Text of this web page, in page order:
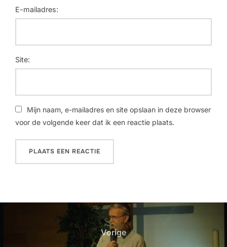
E-mailadres:
Site:
Mijn naam, e-mailadres en site opslaan in deze browser
voor de volgende keer dat ik een reactie plaats.
Vorige